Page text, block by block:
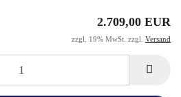
2.709,00 EUR
zzgl. 19% MwSt. zzgl. Versand